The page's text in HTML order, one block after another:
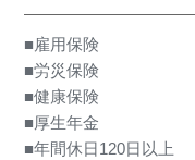
■雇用保険
■労災保険
■健康保険
■厚生年金
■年間休日120日以上